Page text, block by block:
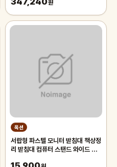
원
옥션
서랍형 파스텔 모니터 받침대 책상정
리 받침대 컴퓨터 스탠드 와이드 선